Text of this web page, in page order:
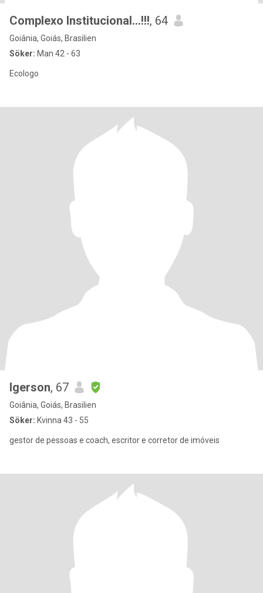
Complexo Institucional...!!!, 64
Goiânia, Goiás, Brasilien
Söker: Man 42 - 63
Ecologo
Igerson, 67
Goiânia, Goiás, Brasilien
Söker: Kvinna 43 - 55
gestor de pessoas e coach, escritor e corretor de imóveis